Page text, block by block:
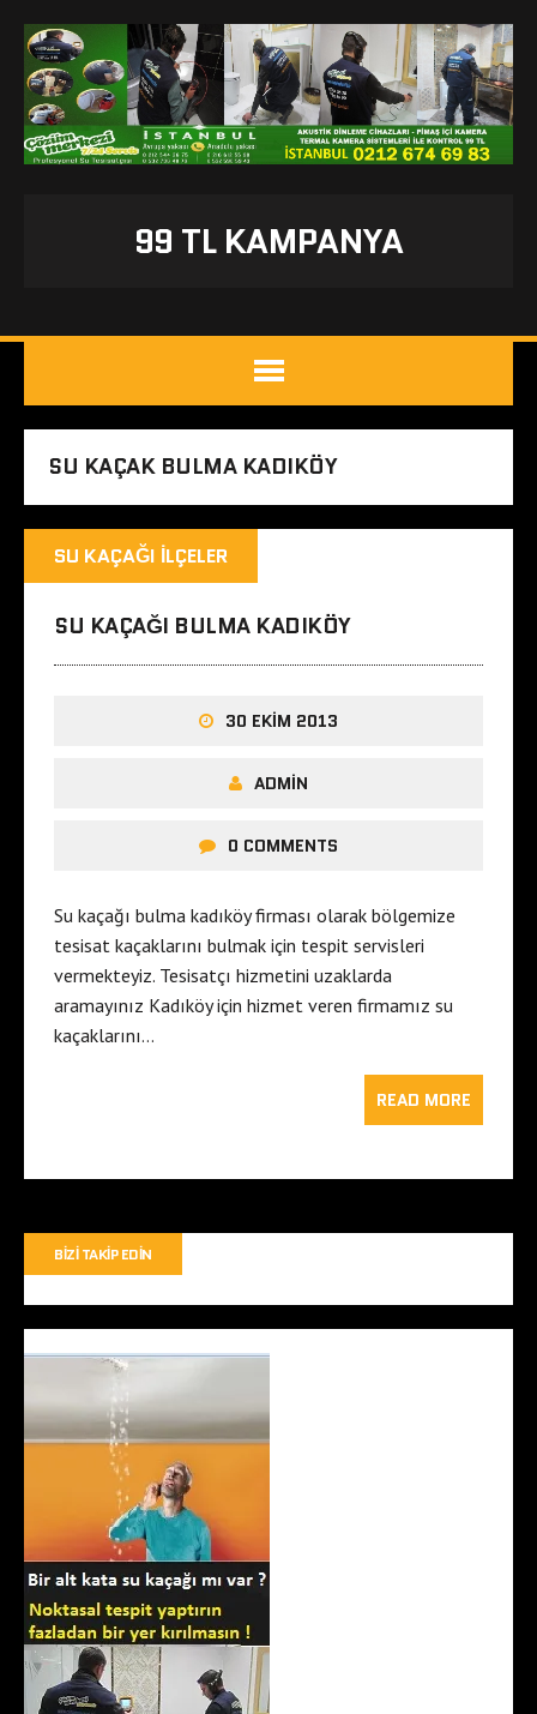
99 TL KAMPANYA
SU KAÇAK BULMA KADIKÖY
SU KAÇAĞI İLÇELER
SU KAÇAĞI BULMA KADIKÖY
30 EKIM 2013
ADMIN
0 COMMENTS
Su kaçağı bulma kadıköy firması olarak bölgemize
tesisat kaçaklarını bulmak için tespit servisleri
vermekteyiz. Tesisatçı hizmetini uzaklarda
aramayınız Kadıköy için hizmet veren firmamız su
kaçaklarını…
READ MORE
BIZI TAKIP EDIN